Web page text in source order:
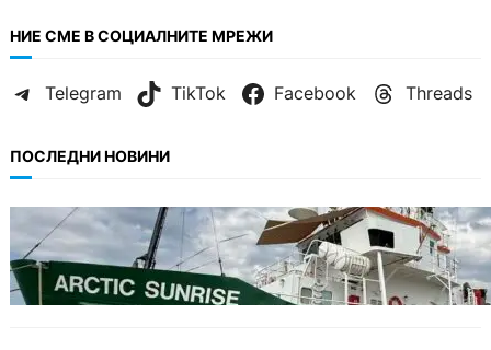
НИЕ СМЕ В СОЦИАЛНИТЕ МРЕЖИ
Telegram TikTok Facebook Threads
ПОСЛЕДНИ НОВИНИ
БЪЛГАРИЯ
Корабът на „Грийнпийс“ пристигна във
Варна с кампания за опазване на Черно
море